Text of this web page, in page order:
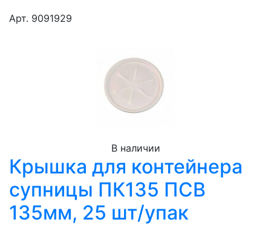
Арт. 9091929
В наличии
Крышка для контейнера
супницы ПК135 ПСВ
135мм, 25 шт/упак